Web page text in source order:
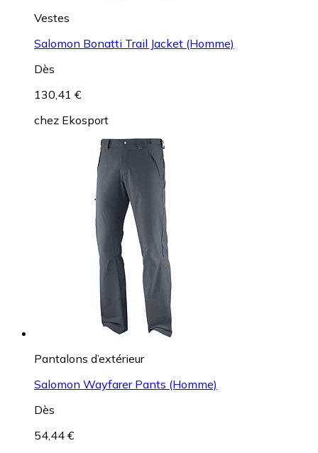
Vestes
Salomon Bonatti Trail Jacket (Homme)
Dès
130,41 €
chez Ekosport
Pantalons d’extérieur
Salomon Wayfarer Pants (Homme)
Dès
54,44 €